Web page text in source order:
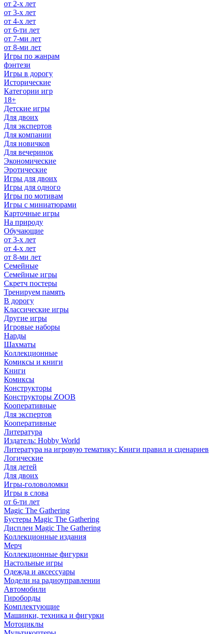
от 2-х лет
от 3-х лет
от 4-х лет
от 6-ти лет
от 7-ми лет
от 8-ми лет
Игры по жанрам
фэнтези
Игры в дорогу
Исторические
Категории игр
18+
Детские игры
Для двоих
Для экспертов
Для компании
Для новичков
Для вечеринок
Экономические
Эротические
Игры для двоих
Игры для одного
Игры по мотивам
Игры с миниатюрами
Карточные игры
На природу
Обучающие
от 3-х лет
от 4-х лет
от 8-ми лет
Семейные
Семейные игры
Скретч постеры
Тренируем память
В дорогу
Классические игры
Другие игры
Игровые наборы
Нарды
Шахматы
Коллекционные
Комиксы и книги
Книги
Комиксы
Конструкторы
Конструкторы ZOOB
Кооперативные
Для экспертов
Кооперативные
Литература
Издатель: Hobby World
Литература на игровую тематику: Книги правил и сценариев
Логические
Для детей
Для двоих
Игры-головоломки
Игры в слова
от 6-ти лет
Magic The Gathering
Бустеры Magic The Gathering
Дисплеи Magic The Gathering
Коллекционные издания
Мерч
Коллекционные фигурки
Настольные игры
Одежда и аксессуары
Модели на радиоуправлении
Автомобили
Гироборды
Комплектующие
Машинки, техника и фигурки
Мотоциклы